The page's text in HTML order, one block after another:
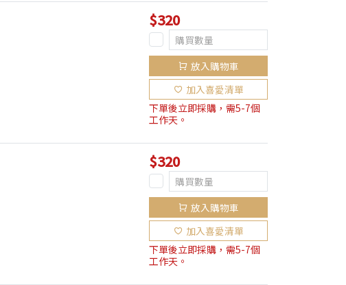
$320
放入購物車
加入喜愛清單
下單後立即採購，需5-7個
工作天。
$320
放入購物車
加入喜愛清單
下單後立即採購，需5-7個
工作天。